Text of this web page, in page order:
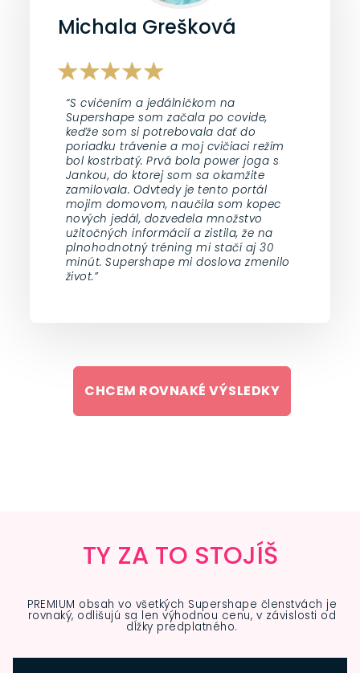
Michala Grešková
“S cvičením a jedálničkom na
Supershape som začala po covide,
keďže som si potrebovala dať do
poriadku trávenie a moj cvičiaci režim
bol kostrbatý. Prvá bola power joga s
Jankou, do ktorej som sa okamžite
zamilovala. Odvtedy je tento portál
mojim domovom, naučila som kopec
nových jedál, dozvedela množstvo
užitočných informácií a zistila, že na
plnohodnotný tréning mi stačí aj 30
minút. Supershape mi doslova zmenilo
život.”
CHCEM ROVNAKÉ VÝSLEDKY
TY ZA TO STOJÍŠ
PREMIUM obsah vo všetkých Supershape členstvách je
rovnaký, odlišujú sa len výhodnou cenu, v závislosti od
dĺžky predplatného.